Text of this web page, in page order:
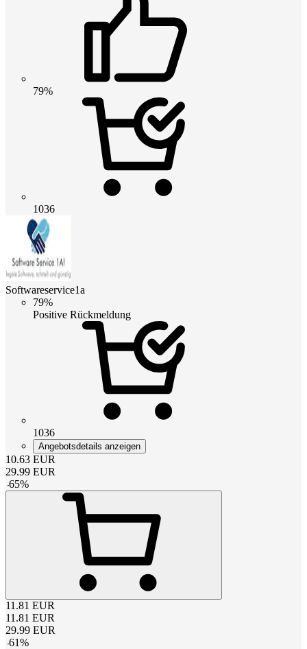
79%
1036
Softwareservice1a
79%
Positive Rückmeldung
1036
Angebotsdetails anzeigen
10.63 EUR
29.99 EUR
-65%
11.81 EUR
11.81 EUR
29.99 EUR
-61%